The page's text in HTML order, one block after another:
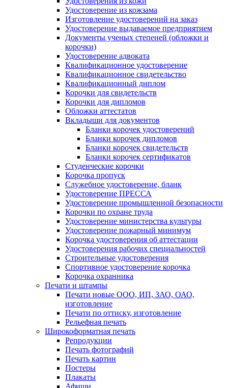
Удостоверение из кожзама
Изготовление удостоверений на заказ
Удостоверение выдаваемое предприятием
Документы ученых степеней (обложки и
корочки)
Удостоверение адвоката
Квалификационное удостоверение
Квалификационное свидетельство
Квалификационный диплом
Корочки для свидетельств
Корочки для дипломов
Обложки аттестатов
Вкладыши для документов
Бланки корочек удостоверений
Бланки корочек дипломов
Бланки корочек свидетельств
Бланки корочек сертификатов
Студенческие корочки
Корочка пропуск
Служебное удостоверение, бланк
Удостоверение ПРЕССА
Удостоверение промышленной безопасности
Корочки по охране труда
Удостоверение министерства культуры
Удостоверение пожарный минимум
Корочка удостоверения об аттестации
Удостоверения рабочих специальностей
Строительные удостоверения
Спортивное удостоверение корочка
Корочка охранника
Печати и штампы
Печати новые ООО, ИП, ЗАО, ОАО,
изготовление
Печати по оттиску, изготовление
Рельефная печать
Широкоформатная печать
Репродукции
Печать фотографий
Печать картин
Постеры
Плакаты
Афиши